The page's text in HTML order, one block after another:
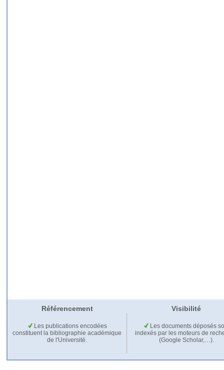
Référencement Visibilité
Les publications encodées
constituent la bibliographie académique
de l'Université.
Les documents déposés
indexés par les moteurs de
(Google Scholar,…).